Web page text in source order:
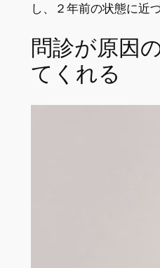
し、２年前の状態に近
問診が原因
てくれる